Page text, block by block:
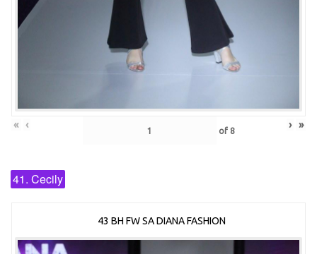
« ‹ of 8 › »
41. Cecily
43 BH FW SA DIANA FASHION